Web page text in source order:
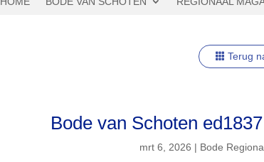
Terug
Bode van Schoten
mrt 6, 2026 | Bode